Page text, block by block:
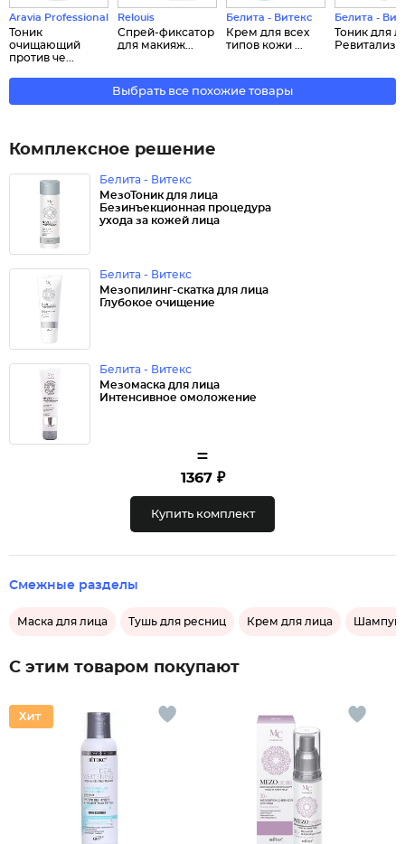
Aravia Professional
Тоник
очищающий
против че...
Relouis
Спрей-фиксатор
для макияж...
Белита - Витекс
Крем для всех
типов кожи ...
Белита -
Тоник для
Выбрать все похожие товары
Комплексное решение
Белита - Витекс
МезоТоник для лица
Безинъекционная процедура
ухода за кожей лица
Белита - Витекс
Мезопилинг-скатка для лица
Глубокое очищение
Белита - Витекс
Мезомаска для лица
Интенсивное омоложение
=
1367 ₽
Купить комплект
Смежные разделы
Маска для лица Тушь для ресниц Крем для лица
С этим товаром покупают